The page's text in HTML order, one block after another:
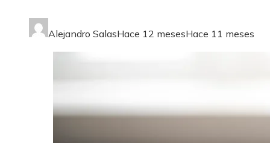
Alejandro SalasHace 12 mesesHace 11 meses